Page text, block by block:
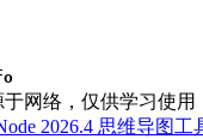
网络，仅供学习使用
2026.4 思维导图工